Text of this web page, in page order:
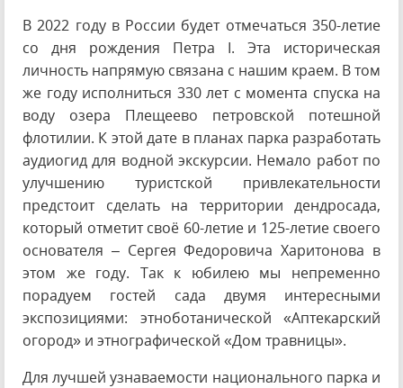
В 2022 году в России будет отмечаться 350-летие
со дня рождения Петра I. Эта историческая
личность напрямую связана с нашим краем. В том
же году исполниться 330 лет с момента спуска на
воду озера Плещеево петровской потешной
флотилии. К этой дате в планах парка разработать
аудиогид для водной экскурсии. Немало работ по
улучшению туристской привлекательности
предстоит сделать на территории дендросада,
который отметит своё 60-летие и 125-летие своего
основателя – Сергея Федоровича Харитонова в
этом же году. Так к юбилею мы непременно
порадуем гостей сада двумя интересными
экспозициями: этноботанической «Аптекарский
огород» и этнографической «Дом травницы».
Для лучшей узнаваемости национального парка и